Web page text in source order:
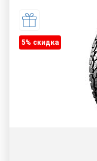
5% cкидка